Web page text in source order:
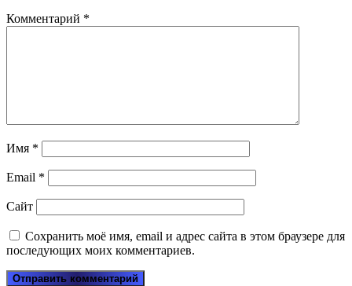
Комментарий *
Имя *
Email *
Сайт
Сохранить моё имя, email и адрес сайта в этом браузере для
последующих моих комментариев.